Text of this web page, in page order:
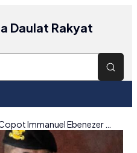
Daulat Rakyat